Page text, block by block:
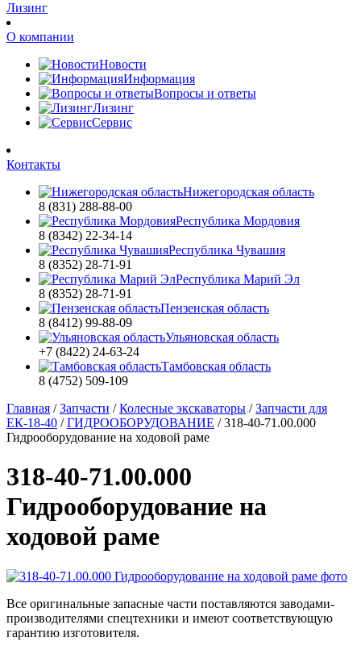
Лизинг
О компании
Новости
Информация
Вопросы и ответы
Лизинг
Сервис
Контакты
Нижегородская область
8 (831) 288-88-00
Республика Мордовия
8 (8342) 22-34-14
Республика Чувашия
8 (8352) 28-71-91
Республика Марий Эл
8 (8352) 28-71-91
Пензенская область
8 (8412) 99-88-09
Ульяновская область
+7 (8422) 24-63-24
Тамбовская область
8 (4752) 509-109
Главная /Запчасти /Колесные экскаваторы /Запчасти для
ЕК-18-40 /ГИДРООБОРУДОВАНИЕ /318-40-71.00.000
Гидрооборудование на ходовой раме
318-40-71.00.000
Гидрооборудование на
ходовой раме
Все оригинальные запасные части поставляются заводами-
производителями спецтехники и имеют соответствующую
гарантию изготовителя.